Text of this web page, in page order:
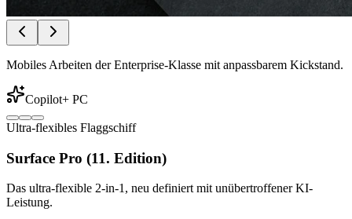
Mobiles Arbeiten der Enterprise-Klasse mit anpassbarem Kickstand.
Copilot+ PC
Ultra-flexibles Flaggschiff
Surface Pro (11. Edition)
Das ultra-flexible 2-in-1, neu definiert mit unübertroffener KI-
Leistung.